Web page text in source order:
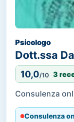
Psicologo
Dott.ssa
10,0/10 3
Consulenza
Consulenza